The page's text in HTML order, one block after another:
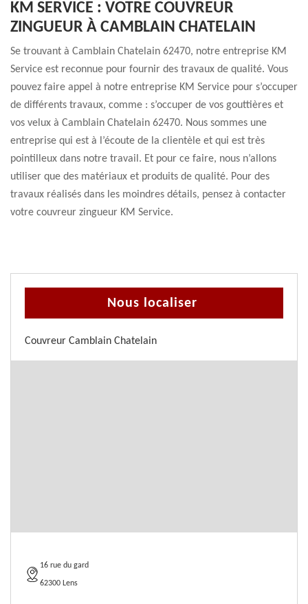
KM SERVICE : VOTRE COUVREUR
ZINGUEUR À CAMBLAIN CHATELAIN
Se trouvant à Camblain Chatelain 62470, notre entreprise KM
Service est reconnue pour fournir des travaux de qualité. Vous
pouvez faire appel à notre entreprise KM Service pour s’occuper
de différents travaux, comme : s’occuper de vos gouttières et
vos velux à Camblain Chatelain 62470. Nous sommes une
entreprise qui est à l’écoute de la clientèle et qui est très
pointilleux dans notre travail. Et pour ce faire, nous n’allons
utiliser que des matériaux et produits de qualité. Pour des
travaux réalisés dans les moindres détails, pensez à contacter
votre couvreur zingueur KM Service.
Nous localiser
Couvreur Camblain Chatelain
16 rue du gard
62300 Lens